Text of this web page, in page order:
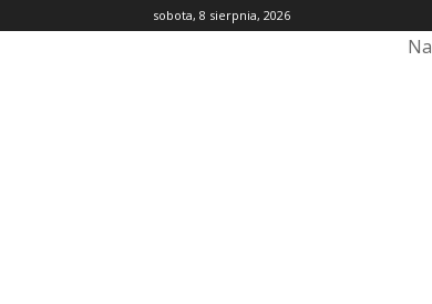
sobota, 8 sierpnia, 2026